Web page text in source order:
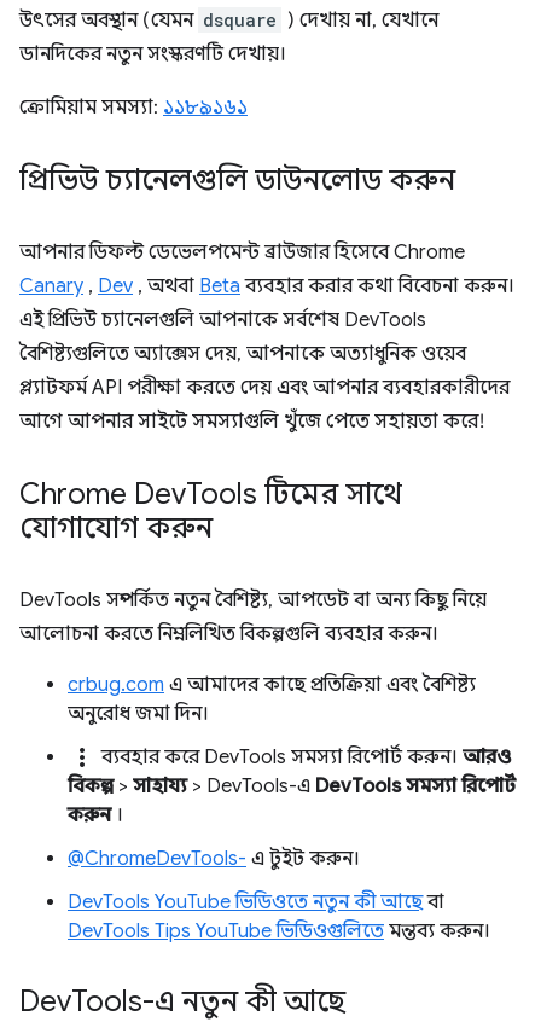
উৎসের অবস্থান (যেমন dsquare ) দেখায় না, যেখানে
ডানদিকের নতুন সংস্করণটি দেখায়।
ক্রোমিয়াম সমস্যা: ১১৮৯১৬১
প্রিভিউ চ্যানেলগুলি ডাউনলোড করুন
আপনার ডিফল্ট ডেভেলপমেন্ট ব্রাউজার হিসেবে Chrome
Canary , Dev , অথবা Beta ব্যবহার করার কথা বিবেচনা করুন।
এই প্রিভিউ চ্যানেলগুলি আপনাকে সর্বশেষ DevTools
বৈশিষ্ট্যগুলিতে অ্যাক্সেস দেয়, আপনাকে অত্যাধুনিক ওয়েব
প্ল্যাটফর্ম API পরীক্ষা করতে দেয় এবং আপনার ব্যবহারকারীদের
আগে আপনার সাইটে সমস্যাগুলি খুঁজে পেতে সহায়তা করে!
Chrome DevTools টিমের সাথে
যোগাযোগ করুন
DevTools সম্পর্কিত নতুন বৈশিষ্ট্য, আপডেট বা অন্য কিছু নিয়ে
আলোচনা করতে নিম্নলিখিত বিকল্পগুলি ব্যবহার করুন।
crbug.com এ আমাদের কাছে প্রতিক্রিয়া এবং বৈশিষ্ট্য
অনুরোধ জমা দিন।
more_vert ব্যবহার করে DevTools সমস্যা রিপোর্ট করুন। আরও
বিকল্প> সাহায্য> DevTools-এ DevTools সমস্যা রিপোর্ট
করুন।
@ChromeDevTools- এ টুইট করুন।
DevTools YouTube ভিডিওতে নতুন কী আছেবা
DevTools Tips YouTube ভিডিওগুলিতে মন্তব্য করুন।
DevTools-এ নতুন কী আছে